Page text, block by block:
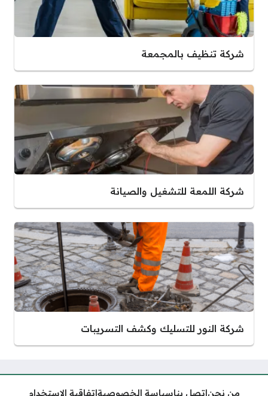
شركة تنظيف بالمجمعة
شركة اللمعة للتشغيل والصيانة
شركة النور للتسليك وكشف التسريبات
من نحناتصل بناسياسة الخصوصيةاتفاقية الاستخدام